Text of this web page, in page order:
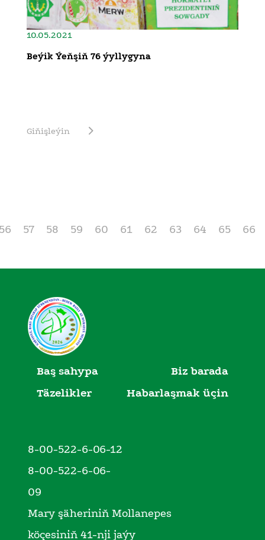
10.05.2021
Beýik Ýeňşiň 76 ýyllygyna
Giňişleýin
57 58 59 60 61 62 63 64 65 66
Baş sahypa
Biz barada
Täzelikler
Habarlaşmak üçin
8-00-522-6-06-12
8-00-522-6-06-
09
Mary şäheriniň Mollanepes
köçesiniň 41-nji jaýy